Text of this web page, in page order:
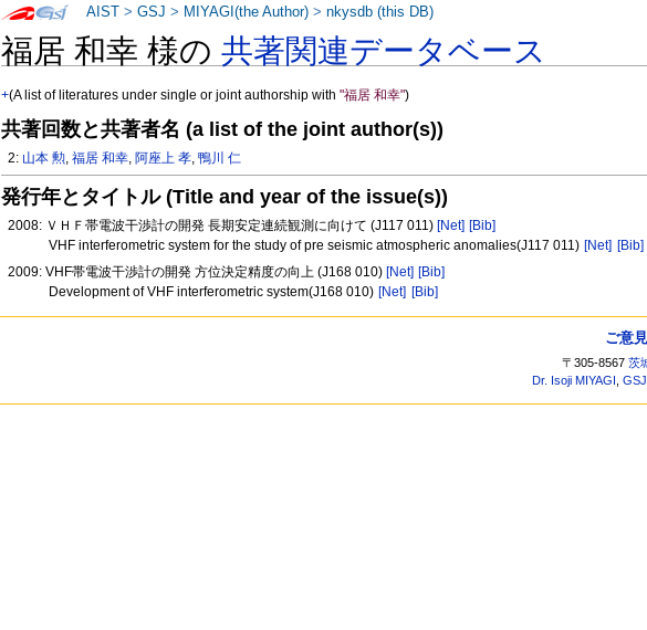
福居 和幸 様の共著関連データベース
+(A list of literatures under single or joint authorship with"福居 和幸")
共著回数と共著者名 (a list of the joint author(s))
2: 山本 勲,福居 和幸, 阿座上 孝,鴨川 仁
発行年とタイトル (Title and year of the issue(s))
2008: ＶＨＦ帯電波干渉計の開発 長期安定連続観測に向けて (J117 011) [Net] [Bib]
VHF interferometric system for the study of pre seismic atmospheric anomalies(J117 011) [Net] [Bib]
2009: VHF帯電波干渉計の開発 方位決定精度の向上 (J168 010) [Net] [Bib]
Development of VHF interferometric system(J168 010) [Net] [Bib]
AIST >GSJ > MIYAGI(the Author) >nkysdb (this DB)
ご意
〒305-8567茨
Dr. Isoji MIYAGI ,GSJ